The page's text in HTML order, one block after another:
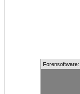
Forensoftware: